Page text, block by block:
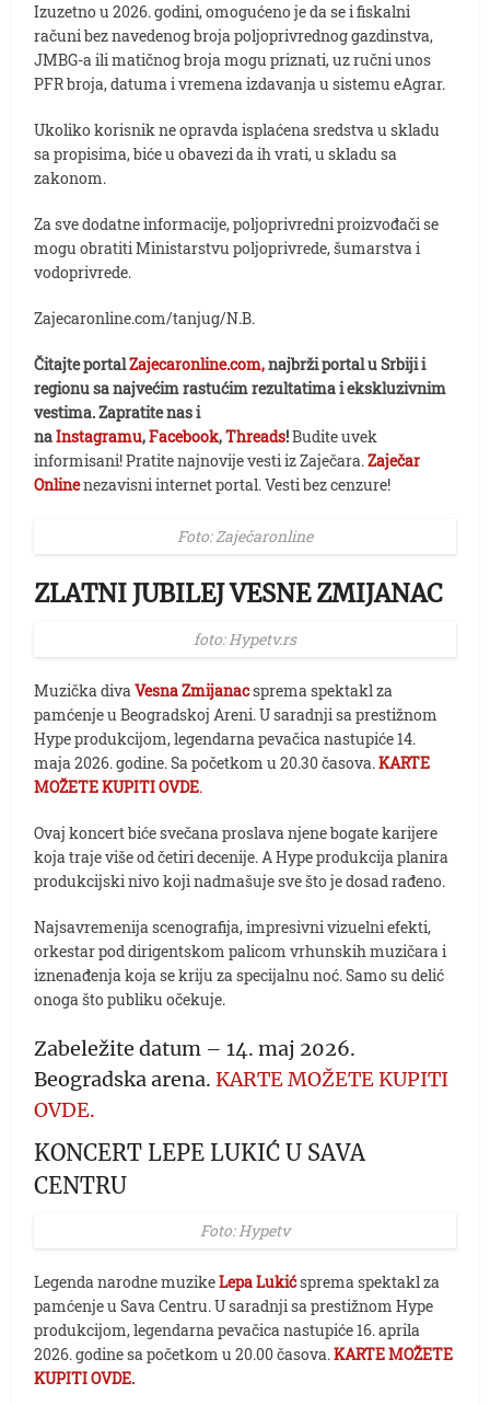
Izuzetno u 2026. godini, omogućeno je da se i fiskalni
računi bez navedenog broja poljoprivrednog gazdinstva,
JMBG-a ili matičnog broja mogu priznati, uz ručni unos
PFR broja, datuma i vremena izdavanja u sistemu eAgrar.
Ukoliko korisnik ne opravda isplaćena sredstva u skladu
sa propisima, biće u obavezi da ih vrati, u skladu sa
zakonom.
Za sve dodatne informacije, poljoprivredni proizvođači se
mogu obratiti Ministarstvu poljoprivrede, šumarstva i
vodoprivrede.
Zajecaronline.com/tanjug/N.B.
Čitajte portalZajecaronline.com,najbrži portal u Srbiji i
regionu sa najvećim rastućim rezultatima i ekskluzivnim
vestima. Zapratite nas i
naInstagramu,Facebook,Threads!Budite uvek
informisani! Pratite najnovije vesti iz Zaječara.Zaječar
Onlinenezavisni internet portal. Vesti bez cenzure!
Foto: Zaječaronline
ZLATNI JUBILEJ VESNE ZMIJANAC
foto: Hypetv.rs
Muzička divaVesna Zmijanacsprema spektakl za
pamćenje u Beogradskoj Areni. U saradnji sa prestižnom
Hype produkcijom, legendarna pevačica nastupiće 14.
maja 2026. godine. Sa početkom u 20.30 časova.KARTE
MOŽETE KUPITI OVDE.
Ovaj koncert biće svečana proslava njene bogate karijere
koja traje više od četiri decenije. A Hype produkcija planira
produkcijski nivo koji nadmašuje sve što je dosad rađeno.
Najsavremenija scenografija, impresivni vizuelni efekti,
orkestar pod dirigentskom palicom vrhunskih muzičara i
iznenađenja koja se kriju za specijalnu noć. Samo su delić
onoga što publiku očekuje.
Zabeležite datum – 14. maj 2026.
Beogradska arena. KARTE MOŽETE KUPITI
OVDE.
KONCERT LEPE LUKIĆ U SAVA
CENTRU
Foto: Hypetv
Legenda narodne muzikeLepa Lukićsprema spektakl za
pamćenje u Sava Centru. U saradnji sa prestižnom Hype
produkcijom, legendarna pevačica nastupiće 16. aprila
2026. godine sa početkom u 20.00 časova.KARTE MOŽETE
KUPITI OVDE.